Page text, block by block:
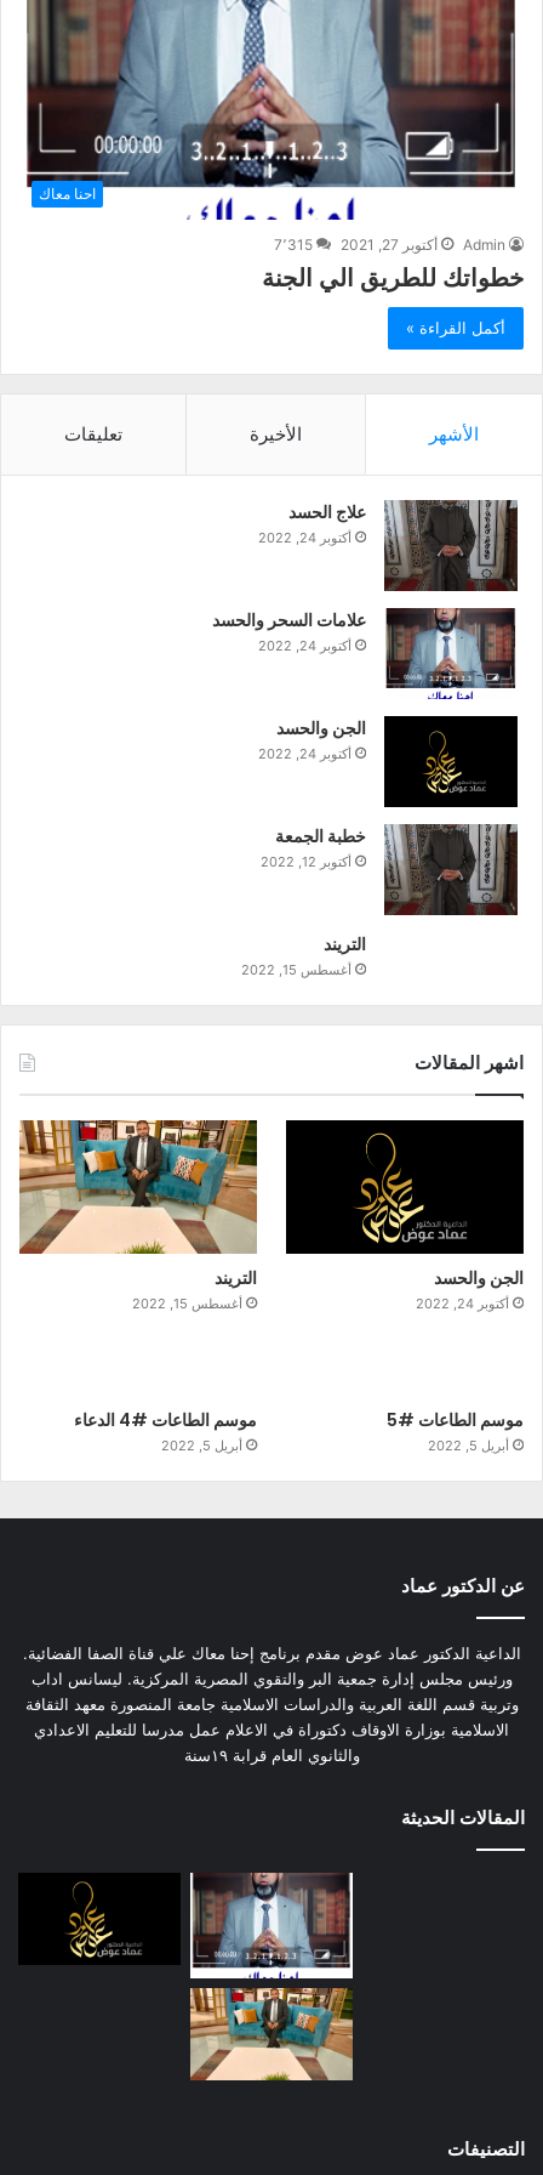
احنا معاك
Admin أكتوبر 27, 2021 7٬315
خطواتك للطريق الي الجنة
أكمل القراءة »
الأشهر الأخيرة تعليقات
علاج الحسد
أكتوبر 24, 2022
علامات السحر والحسد
أكتوبر 24, 2022
الجن والحسد
أكتوبر 24, 2022
خطبة الجمعة
أكتوبر 12, 2022
التريند
أغسطس 15, 2022
اشهر المقالات
الجن والحسد
أكتوبر 24, 2022
التريند
أغسطس 15, 2022
موسم الطاعات #5
أبريل 5, 2022
موسم الطاعات #4 الدعاء
أبريل 5, 2022
عن الدكتور عماد
الداعية الدكتور عماد عوض مقدم برنامج إحنا معاك علي قناة الصفا الفضائية.
ورئيس مجلس إدارة جمعية البر والتقوي المصرية المركزية. ليسانس اداب
وتربية قسم اللغة العربية والدراسات الاسلامية جامعة المنصورة معهد الثقافة
الاسلامية بوزارة الاوقاف دكتوراة في الاعلام عمل مدرسا للتعليم الاعدادي
والثانوي العام قرابة ١٩سنة
المقالات الحديثة
التصنيفات